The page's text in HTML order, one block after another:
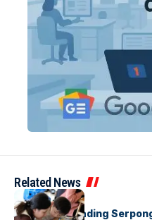
Related News
BERITAINDEX
Atria Hotel Gading